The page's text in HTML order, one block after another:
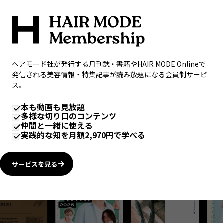
ヘアモード社が発行する月刊誌・書籍やHAIR MODE Onlineで
発信される美容情報・特集記事が読み放題になる会員制サービ
ス。
本も動画も見放題
多様な切り口のコンテンツ
仲間と一緒に使える
実践的な知を月額2,970円で学べる
サービスを見る